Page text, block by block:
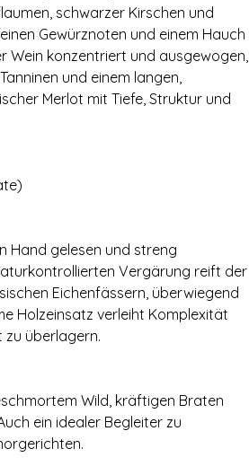
schwarzer Kirschen und
Gewürznoten und einem Hauch
Wein konzentriert und ausgewogen,
und einem langen,
Merlot mit Tiefe, Struktur und
Hand gelesen und streng
Vergärung reift der
Eichenfässern, überwiegend
Holzeinsatz verleiht Komplexität
zu überlagern.
Wild, kräftigen Braten
ein idealer Begleiter zu